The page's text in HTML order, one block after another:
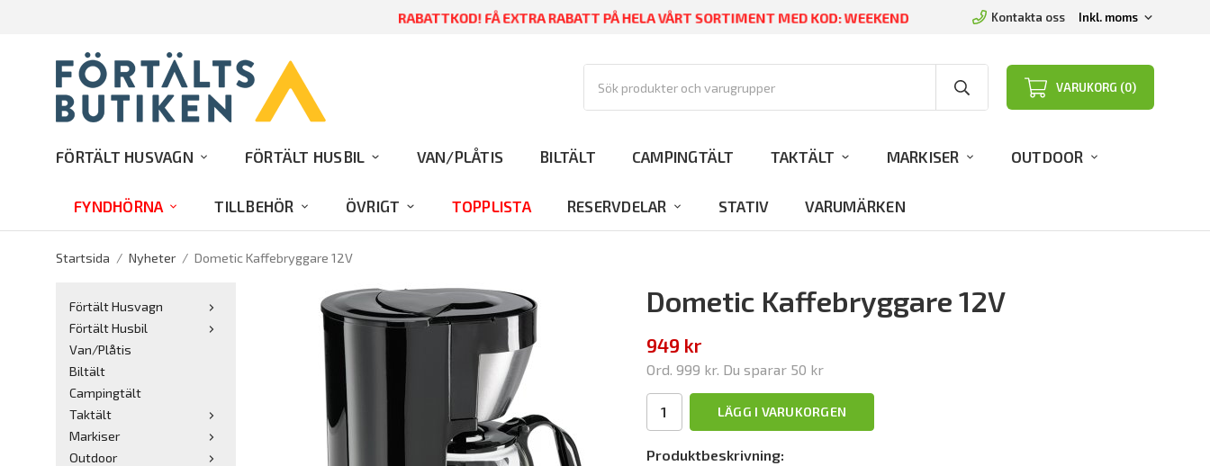
RABATTKOD! FÅ EXTRA RABATT PÅ HELA VÅRT SORTIMENT MED KOD: WEEKEND Kontakta oss
VARUKORG (0)
FÖRTÄLT HUSVAGN FÖRTÄLT HUSBIL VAN/PLÅTIS BILTÄLT CAMPINGTÄLT TAKTÄLT MARKISER OUTDOOR
FYNDHÖRNA TILLBEHÖR ÖVRIGT TOPPLISTA RESERVDELAR STATIV VARUMÄRKEN
Startsida / Nyheter / Dometic Kaffebryggare 12V
Förtält Husvagn
Förtält Husbil
Van/Plåtis
Biltält
Campingtält
Taktält
Markiser
Outdoor
Dometic Kaffebryggare 12V
949 kr
Ord. 999 kr. Du sparar 50 kr
LÄGG I VARUKORGEN
Produktbeskrivning: